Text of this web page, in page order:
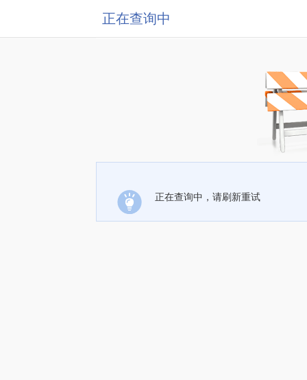
正在查询中
正在查询中，请刷新重试